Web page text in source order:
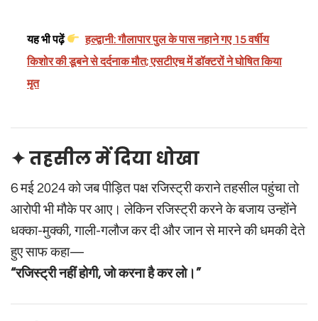
यह भी पढ़ें
हल्द्वानी: गौलापार पुल के पास नहाने गए 15 वर्षीय
किशोर की डूबने से दर्दनाक मौत; एसटीएच में डॉक्टरों ने घोषित किया
मृत
✦ तहसील में दिया धोखा
6 मई 2024 को जब पीड़ित पक्ष रजिस्ट्री कराने तहसील पहुंचा तो
आरोपी भी मौके पर आए। लेकिन रजिस्ट्री करने के बजाय उन्होंने
धक्का-मुक्की, गाली-गलौज कर दी और जान से मारने की धमकी देते
हुए साफ कहा—
“रजिस्ट्री नहीं होगी, जो करना है कर लो।”